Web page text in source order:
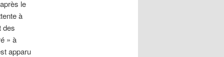
le
à
des
» à
apparu